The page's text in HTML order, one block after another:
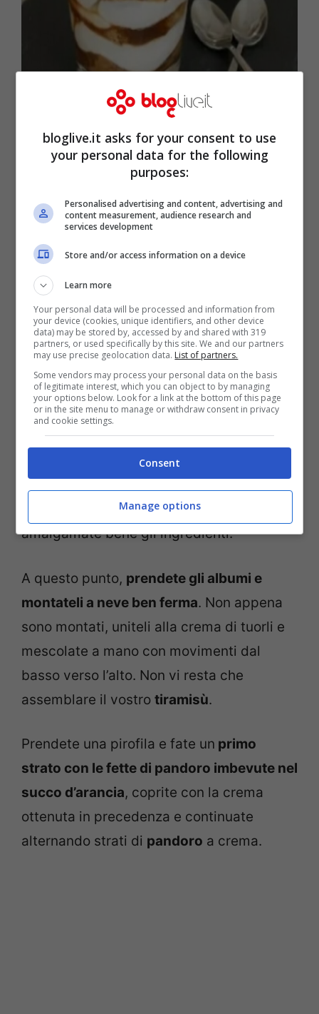
Tiramisù di pandoro (Fonte: Video Screenshot)
Per realizzare questodolcestrepitoso
cominciate conseparare i tuorli dagli
albumi. Mettete lo zucchero nei tuorli e,
con l’aiuto delle fruste elettriche,
montatateli finché non otterrete un
composto chiaro e spumoso. Ora,
limone grattugiata, il limoncello ed
amalgamate bene gli ingredienti.
A questo punto, prendete gli albumi e
montateli a neve ben ferma. Non appena
sono montati, uniteli alla crema di tuorli e
mescolate a mano con movimenti dal
basso verso l’alto. Non vi resta che
assemblare il vostro tiramisù.
Prendete una pirofila e fate un primo
strato con le fette di pandoro imbevute nel
succo d’arancia, coprite con la crema
ottenuta in precedenza e continuate
alternando strati di pandoro a crema.
bloglive.it asks for your consent to use
your personal data for the following
purposes:
Personalised advertising and content, advertising and
content measurement, audience research and
services development
Store and/or access information on a device
Learn more
Your personal data will be processed and information from
your device (cookies, unique identifiers, and other device
data) may be stored by, accessed by and shared with 319
partners, or used specifically by this site. We and our partners
may use precise geolocation data. List of partners.
Some vendors may process your personal data on the basis
of legitimate interest, which you can object to by managing
your options below. Look for a link at the bottom of this page
or in the site menu to manage or withdraw consent in privacy
and cookie settings.
Consent
Manage options